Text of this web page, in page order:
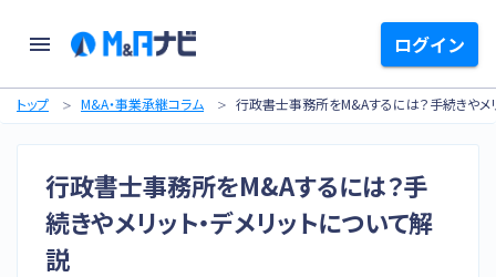
ログイン
トップ M&A・事業承継コラム 行政書士事務所をM&Aするには？手続きやメ
行政書士事務所をM&Aするには？手
続きやメリット・デメリットについて解
説